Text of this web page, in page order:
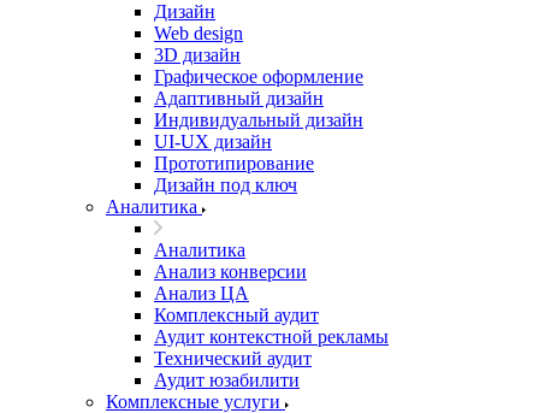
Дизайн
Web design
3D дизайн
Графическое оформление
Адаптивный дизайн
Индивидуальный дизайн
UI‑UX дизайн
Прототипирование
Дизайн под ключ
Аналитика
Аналитика
Анализ конверсии
Анализ ЦА
Комплексный аудит
Аудит контекстной рекламы
Технический аудит
Аудит юзабилити
Комплексные услуги